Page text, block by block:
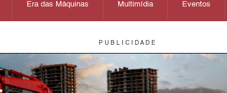
Era das Máquinas Multimídia Eventos
P U B L I C I D A D E